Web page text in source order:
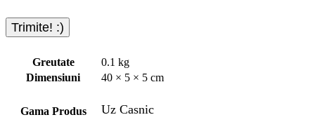
Greutate
0.1 kg
Dimensiuni
40 × 5 × 5 cm
Gama Produs Uz Casnic